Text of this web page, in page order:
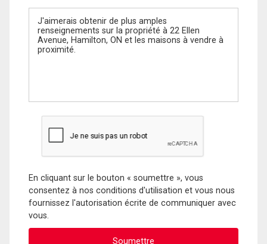
Message
En cliquant sur le bouton « soumettre », vous
consentez à nos conditions d'utilisation et vous nous
fournissez l'autorisation écrite de communiquer avec
vous.